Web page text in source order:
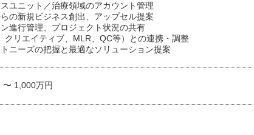
スユニット／治療領域のアカウント管理
らの新規ビジネス創出、アップセル提案
ン進行管理、プロジェクト状況の共有
クリエイティブ、MLR、QC等）との連携・調整
トニーズの把握と最適なソリューション提案
1,000万円